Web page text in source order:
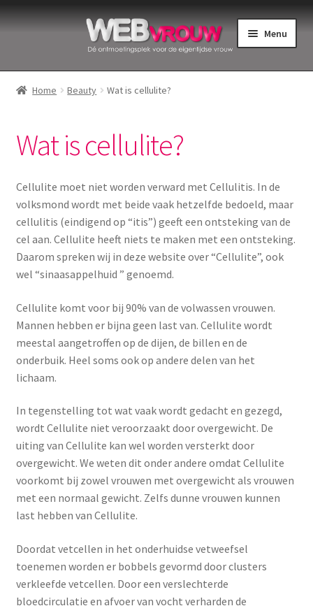
Ga
Ga
Menu
Home
Intiemverzorging
Menstruatiedisks
Menstruatiecups
Menstruatieondergoed
Menstruatiesponsjes
Seksualiteit
Tampons
Stimulatie, vibrators
Verzorgingsproducten
Wasbaar maandverband
Wasbare zoogcompressen
Oefenbroekjes – zindelijkheidstraining
Home Beauty Wat is cellulite?
Wat is cellulite?
Cellulite moet niet worden verward met Cellulitis. In de
volksmond wordt met beide vaak hetzelfde bedoeld, maar
cellulitis (eindigend op “itis”) geeft een ontsteking van de
cel aan. Cellulite heeft niets te maken met een ontsteking.
Daarom spreken wij in deze website over “Cellulite”, ook
wel “sinaasappelhuid ” genoemd.
Cellulite komt voor bij 90% van de volwassen vrouwen.
Mannen hebben er bijna geen last van. Cellulite wordt
meestal aangetroffen op de dijen, de billen en de
onderbuik. Heel soms ook op andere delen van het
lichaam.
In tegenstelling tot wat vaak wordt gedacht en gezegd,
wordt Cellulite niet veroorzaakt door overgewicht. De
uiting van Cellulite kan wel worden versterkt door
overgewicht. We weten dit onder andere omdat Cellulite
voorkomt bij zowel vrouwen met overgewicht als vrouwen
met een normaal gewicht. Zelfs dunne vrouwen kunnen
last hebben van Cellulite.
Doordat vetcellen in het onderhuidse vetweefsel
toenemen worden er bobbels gevormd door clusters
verkleefde vetcellen. Door een verslechterde
bloedcirculatie en afvoer van vocht verharden de